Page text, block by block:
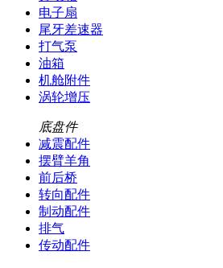
电子扇
尾牙差速器
打气泵
油箱
机舱附件
涡轮增压
底盘件
减震配件
摆臂羊角
前后桥
转向配件
制动配件
排气
传动配件